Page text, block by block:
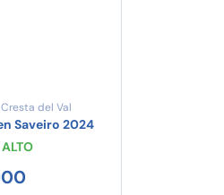
del Val
Saveiro 2024